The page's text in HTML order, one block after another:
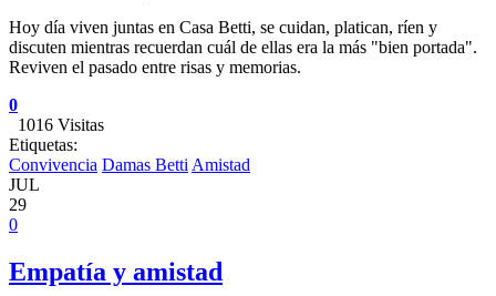
Hoy día viven juntas en Casa Betti, se cuidan, platican, ríen y
discuten mientras recuerdan cuál de ellas era la más "bien portada".
Reviven el pasado entre risas y memorias.
0
1016 Visitas
Etiquetas:
Convivencia Damas Betti Amistad
JUL
29
0
Empatía y amistad